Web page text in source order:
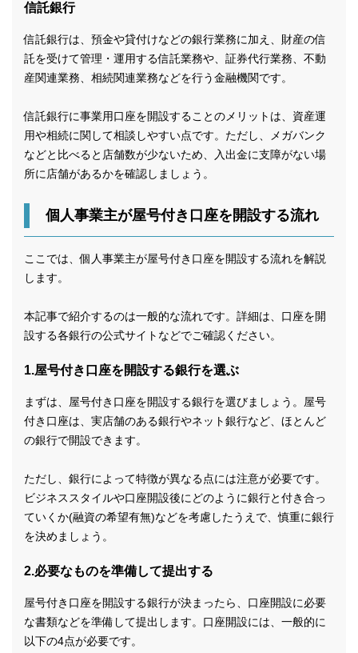
信託銀行
信託銀行は、預金や貸付けなどの銀行業務に加え、財産の信
託を受けて管理・運用する信託業務や、証券代行業務、不動
産関連業務、相続関連業務などを行う金融機関です。
信託銀行に事業用口座を開設することのメリットは、資産運
用や相続に関して相談しやすい点です。ただし、メガバンク
などと比べると店舗数が少ないため、入出金に支障がない場
所に店舗があるかを確認しましょう。
個人事業主が屋号付き口座を開設する流れ
ここでは、個人事業主が屋号付き口座を開設する流れを解説
します。
本記事で紹介するのは一般的な流れです。詳細は、口座を開
設する各銀行の公式サイトなどでご確認ください。
1.屋号付き口座を開設する銀行を選ぶ
まずは、屋号付き口座を開設する銀行を選びましょう。屋号
付き口座は、実店舗のある銀行やネット銀行など、ほとんど
の銀行で開設できます。
ただし、銀行によって特徴が異なる点には注意が必要です。
ビジネススタイルや口座開設後にどのように銀行と付き合っ
ていくか(融資の希望有無)などを考慮したうえで、慎重に銀行
を決めましょう。
2.必要なものを準備して提出する
屋号付き口座を開設する銀行が決まったら、口座開設に必要
な書類などを準備して提出します。口座開設には、一般的に
以下の4点が必要です。